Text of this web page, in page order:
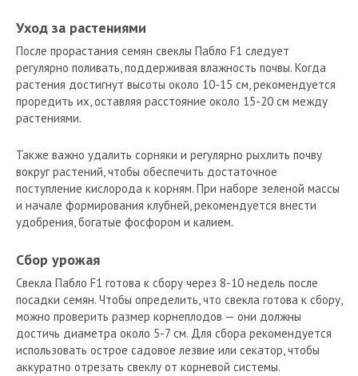
Уход за растениями
После прорастания семян свеклы Пабло F1 следует
регулярно поливать, поддерживая влажность почвы. Когда
растения достигнут высоты около 10-15 см, рекомендуется
проредить их, оставляя расстояние около 15-20 см между
растениями.
Также важно удалить сорняки и регулярно рыхлить почву
вокруг растений, чтобы обеспечить достаточное
поступление кислорода к корням. При наборе зеленой массы
и начале формирования клубней, рекомендуется внести
удобрения, богатые фосфором и калием.
Сбор урожая
Свекла Пабло F1 готова к сбору через 8-10 недель после
посадки семян. Чтобы определить, что свекла готова к сбору,
можно проверить размер корнеплодов — они должны
достичь диаметра около 5-7 см. Для сбора рекомендуется
использовать острое садовое лезвие или секатор, чтобы
аккуратно отрезать свеклу от корневой системы.